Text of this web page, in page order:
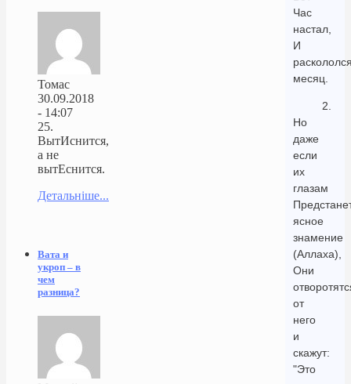
Час
настал,
И
месяц.
2.
Но
даже
если
их
глазам
ясное
знамение
(Аллаха),
Они
от
него
и
скажут:
"Это
Томас
30.09.2018
- 14:07
25.
ВытИснится,
а не
вытЕснится.
Детальніше...
Вата и
укроп – в
чем
разница?